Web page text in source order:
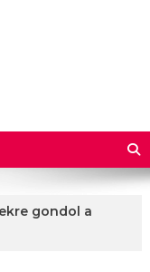
gondol a